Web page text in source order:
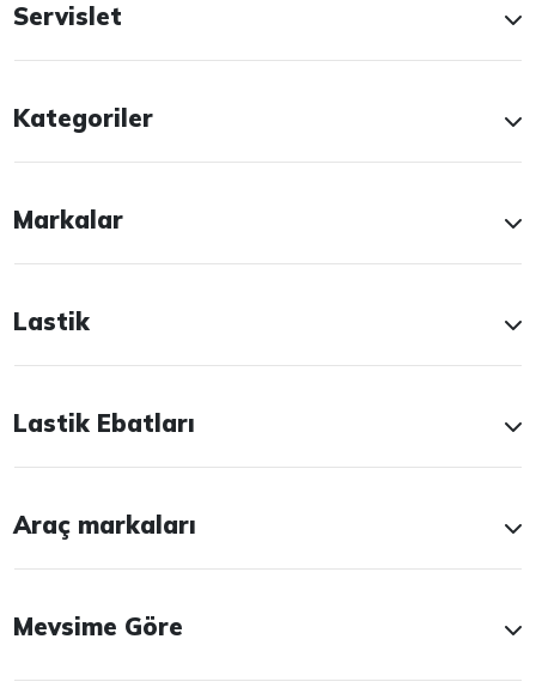
Servislet
Kategoriler
Markalar
Lastik
Lastik Ebatları
Araç markaları
Mevsime Göre